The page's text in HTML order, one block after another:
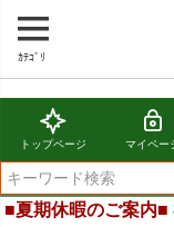
ｶﾃｺﾞﾘ
トップページ マイペー
■夏期休暇のご案内■